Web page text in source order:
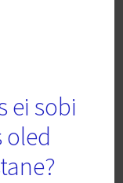
ei sobi
oled